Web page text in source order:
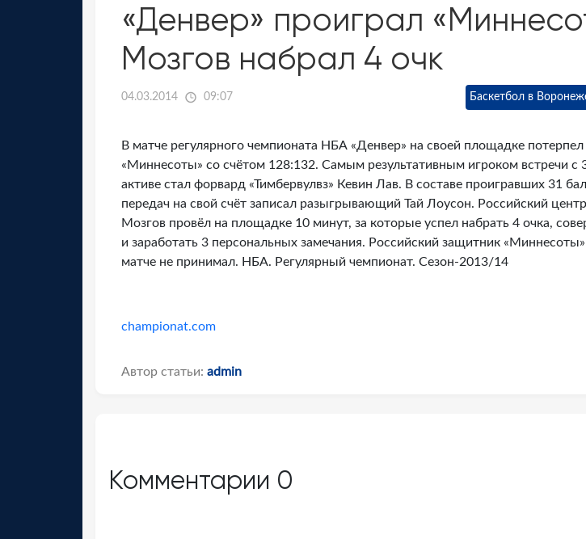
«Денвер» проиграл
Мозгов набрал 4 очк
04.03.2014 09:07 Баскетбол в
В матче регулярного чемпионата НБА «Денвер» на своей площадке
«Миннесоты» со счётом 128:132. Самым результативным игроком встречи с
активе стал форвард «Тимбервулвз» Кевин Лав. В составе проигравших 31
передач на свой счёт записал разыгрывающий Тай Лоусон. Российский
Мозгов провёл на площадке 10 минут, за которые успел набрать 4 очка,
и заработать 3 персональных замечания. Российский защитник
матче не принимал. НБА. Регулярный чемпионат. Сезон-2013/14
championat.com
Автор статьи: admin
Комментарии 0